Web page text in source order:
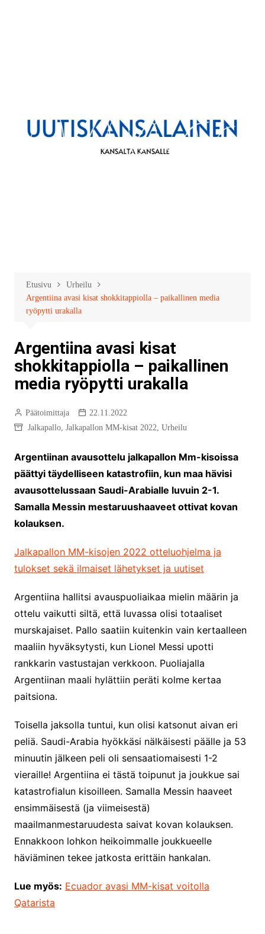
Etusivu
Urheilu
Argentiina avasi kisat shokkitappiolla – paikallinen media
ryöpytti urakalla
Argentiina avasi kisat
shokkitappiolla – paikallinen
media ryöpytti urakalla
Päätoimittaja
22.11.2022
Jalkapallo, Jalkapallon MM-kisat 2022, Urheilu
Argentiinan avausottelu jalkapallon Mm-kisoissa
päättyi täydelliseen katastrofiin, kun maa hävisi
avausottelussaan Saudi-Arabialle luvuin 2-1.
Samalla Messin mestaruushaaveet ottivat kovan
kolauksen.
Jalkapallon MM-kisojen 2022 otteluohjelma ja
tulokset sekä ilmaiset lähetykset ja uutiset
Argentiina hallitsi avauspuoliaikaa mielin määrin ja
ottelu vaikutti siltä, että luvassa olisi totaaliset
murskajaiset. Pallo saatiin kuitenkin vain kertaalleen
maaliin hyväksytysti, kun Lionel Messi upotti
rankkarin vastustajan verkkoon. Puoliajalla
Argentiinan maali hylättiin peräti kolme kertaa
paitsiona.
Toisella jaksolla tuntui, kun olisi katsonut aivan eri
peliä. Saudi-Arabia hyökkäsi nälkäisesti päälle ja 53
minuutin jälkeen peli oli sensaatiomaisesti 1-2
vieraille! Argentiina ei tästä toipunut ja joukkue sai
katastrofialun kisoilleen. Samalla Messin haaveet
ensimmäisestä (ja viimeisestä)
maailmanmestaruudesta saivat kovan kolauksen.
Ennakkoon lohkon heikoimmalle joukkueelle
häviäminen tekee jatkosta erittäin hankalan.
Lue myös: Ecuador avasi MM-kisat voitolla
Qatarista